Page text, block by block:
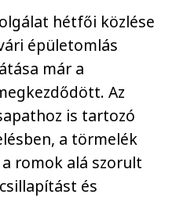
hétfői közlése
épületomlás
már a
Az
is tartozó
a törmelék
romok alá szorult
és